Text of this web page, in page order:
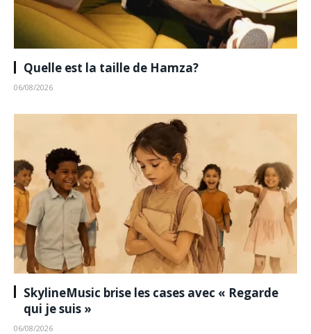
Quelle est la taille de Hamza?
06/08/2026
SkylineMusic brise les cases avec « Regarde
qui je suis »
06/08/2026